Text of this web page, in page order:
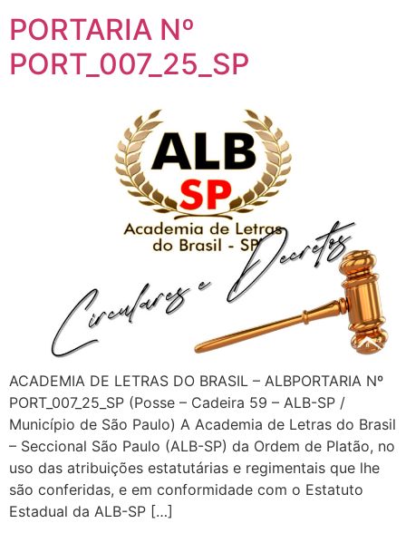
PORTARIA Nº
PORT_007_25_SP
ACADEMIA DE LETRAS DO BRASIL – ALBPORTARIA Nº
PORT_007_25_SP (Posse – Cadeira 59 – ALB-SP /
Município de São Paulo) A Academia de Letras do Brasil
– Seccional São Paulo (ALB-SP) da Ordem de Platão, no
uso das atribuições estatutárias e regimentais que lhe
são conferidas, e em conformidade com o Estatuto
Estadual da ALB-SP […]